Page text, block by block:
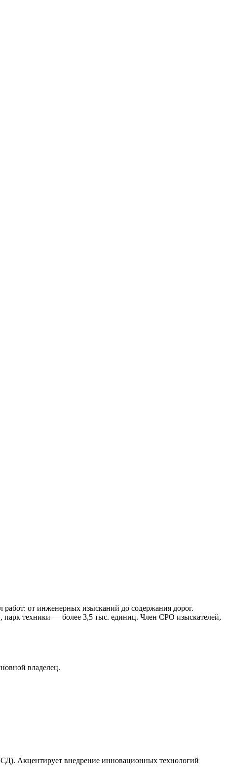
от инженерных изысканий до содержания дорог.
парк техники — более 3,5 тыс. единиц. Член СРО изыскателей,
владелец.
Акцентирует внедрение инновационных технологий